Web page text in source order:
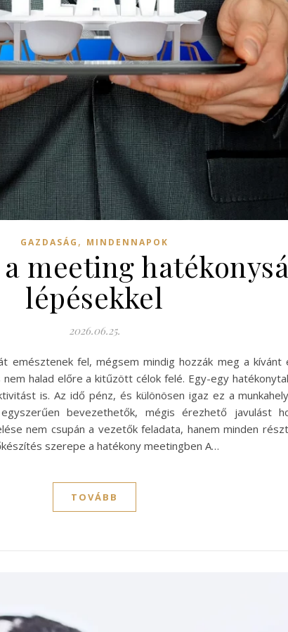
GAZDASÁG , MINDENNAPOK
meeting
lépésekkel
2026.06.25.
emésztenek fel, mégsem mindig hozzák meg a
halad előre a kitűzött célok felé. Egy-egy
is. Az idő pénz, és különösen igaz ez a
bevezethetők, mégis érezhető javulást
nem csupán a vezetők feladata, hanem minden
szerepe a hatékony meetingben A…
TOVÁBB